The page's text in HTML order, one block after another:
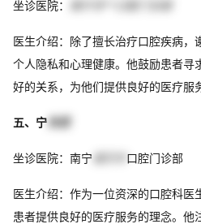
坐诊医院：
医生介绍：除了擅长治疗口腔疾病，
个人隐私和心理健康。他鼓励患者寻
好的关系，为他们提供良好的医疗服
五、宁
坐诊医院：南宁 口腔门诊部
医生介绍：作为一位资深的口腔科医
患者提供良好的医疗服务的理念。他